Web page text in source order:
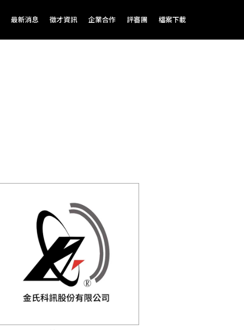
最新消息 徵才資訊 企業合作 評審團 檔案下載